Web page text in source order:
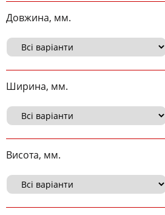
Довжина, мм.
Ширина, мм.
Висота, мм.